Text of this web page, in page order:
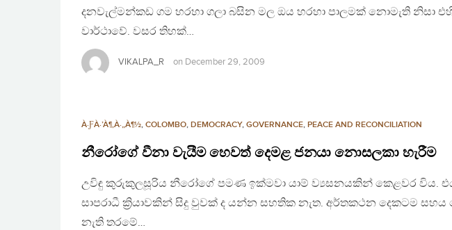
දනවැල්මන්කඩ ගම හරහා ගලා බසින මල ඔය හරහා පාලමක් නොමැති නිසා
වාර්ථාවේ. වසර තිහක්…
VIKALPA_R on December 29, 2009
À·ƑÀ·’À¶‚À·„À¶½, COLOMBO, DEMOCRACY, GOVERNANCE, PEACE AND RECONCILIATION
නීරෝගේ වීනා වැයීම හෙවත් දෙමළ ජනයා නොසලකා හැරීම
උවිඳු කුරුකුලසූරිය නීරෝගේ පමණ ඉක්මවා යාම් ව්‍යසනයකින් කෙළවර විය.
සාපරාධී ක්‍රියාවකින් සිදු වුවක් ද යන්න සහතික නැත. අර්තකථන දෙකටම
නැති තරමේ…